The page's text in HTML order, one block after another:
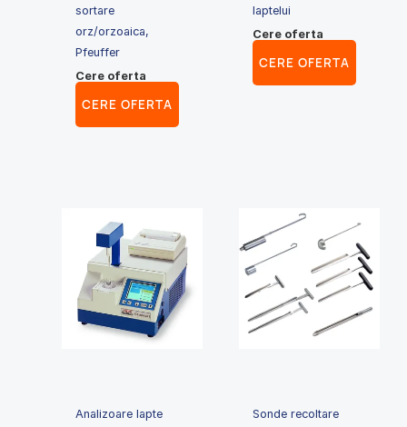
sortare
orz/orzoaica,
Pfeuffer
Cere oferta
CERE OFERTA
laptelui
Cere oferta
CERE OFERTA
Analizoare lapte
Sonde recoltare